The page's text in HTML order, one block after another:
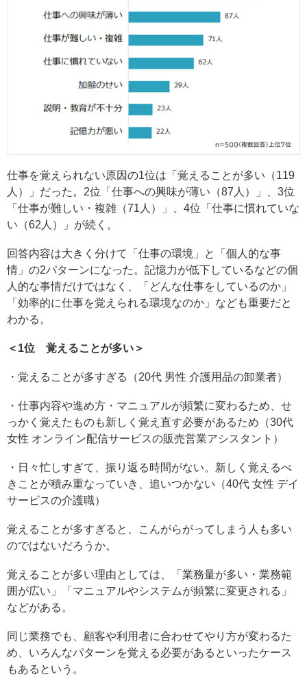
仕事を覚えられない原因の1位は「覚えることが多い（119
人）」だった。2位「仕事への興味が薄い（87人）」、3位
「仕事が難しい・複雑（71人）」、4位「仕事に慣れていな
い（62人）」が続く。
回答内容は大きく分けて「仕事の環境」と「個人的な事
情」の2パターンになった。記憶力が低下しているなどの個
人的な事情だけではなく、「どんな仕事をしているのか」
「効率的に仕事を覚えられる環境なのか」なども重要だと
わかる。
＜1位 覚えることが多い＞
・覚えることが多すぎる（20代 男性 介護用品の卸業者）
・仕事内容や進め方・マニュアルが頻繁に変わるため、せ
っかく覚えたものも新しく覚え直す必要があるため（30代
女性 オンライン配信サービスの販売営業アシスタント）
・日々忙しすぎて、振り返る時間がない。新しく覚えるべ
きことが積み重なっていき、追いつかない（40代 女性 デイ
サービスの介護職）
覚えることが多すぎると、こんがらがってしまう人も多い
のではないだろうか。
覚えることが多い理由としては、「業務量が多い・業務範
囲が広い」「マニュアルやシステムが頻繁に変更される」
などがある。
同じ業務でも、顧客や利用者に合わせてやり方が変わるた
め、いろんなパターンを覚える必要があるといったケース
もあるという。